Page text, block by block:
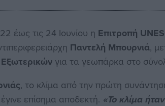
έως τις 24 Ιουνίου η Επιτροπή
Παντελή Μπουρνιά,
για τα γεωπάρκα στο
, το κλίμα από την πρώτη
επίσημα αποδεκτή. «Το κλίμα